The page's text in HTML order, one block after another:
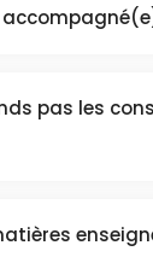
pas les